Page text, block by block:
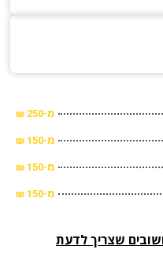
מ-250 ₪
מ-150 ₪
מ-150 ₪
מ-150 ₪
שצריך לדעת